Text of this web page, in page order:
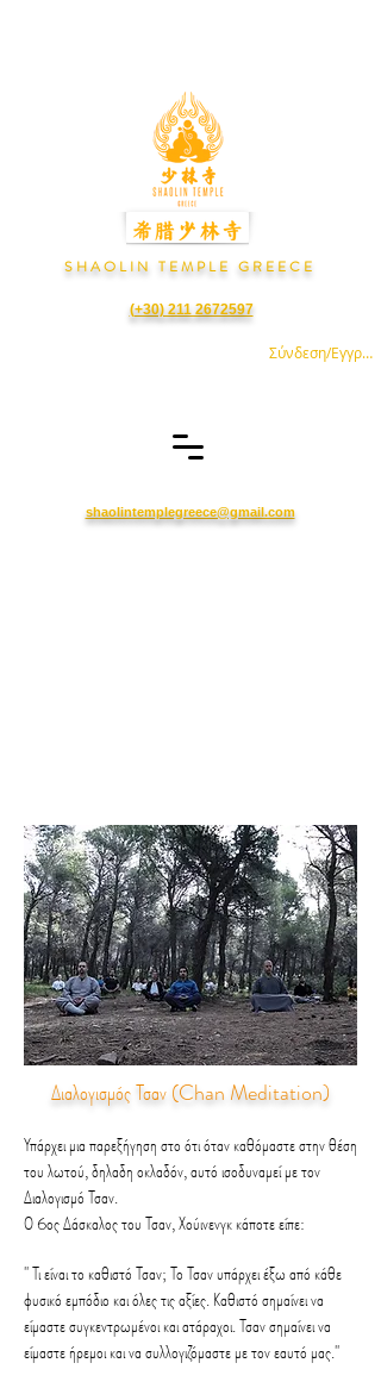
S H A O L I N T E M P L E G R E E C E
(+30) 211 2672597
Σύνδεση/Εγγραφή
shaolintemplegreece@gmail.com
Διαλογισμός Τσαν (Chan Meditation)
Υπάρχει μια παρεξήγηση στο ότι όταν καθόμαστε στην θέση
του λωτού, δηλαδη οκλαδόν, αυτό ισοδυναμεί με τον
Διαλογισμό Τσαν.
Ο 6ος Δάσκαλος του Τσαν, Χούινενγκ κάποτε είπε:
'' Τι είναι το καθιστό Τσαν; Το Τσαν υπάρχει έξω από κάθε
φυσικό εμπόδιο και όλες τις αξίες. Καθιστό σημαίνει να
είμαστε συγκεντρωμένοι και ατάραχοι. Τσαν σημαίνει να
είμαστε ήρεμοι και να συλλογιζόμαστε με τον εαυτό μας.''